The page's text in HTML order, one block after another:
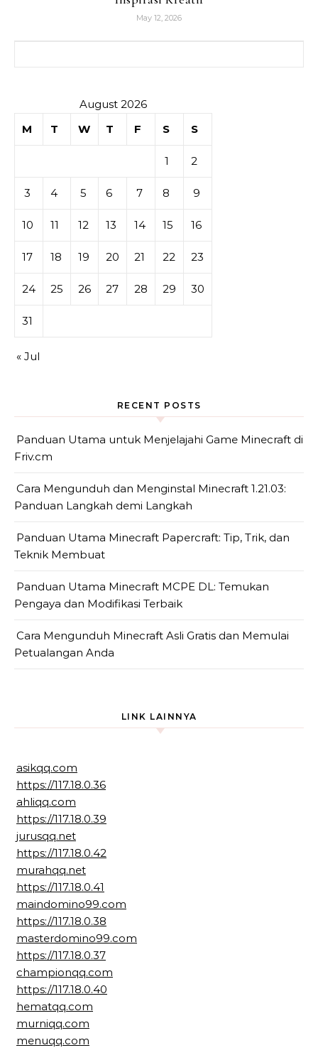
May 12, 2026
August 2026
M
T W T F S S
1 2
3 4 5 6 7 8 9
10 11 12 13 14 15 16
17 18 19 20 21 22 23
24 25 26 27 28 29 30
31
« Jul
RECENT POSTS
Panduan Utama untuk Menjelajahi Game Minecraft di
Friv.cm
Cara Mengunduh dan Menginstal Minecraft 1.21.03:
Panduan Langkah demi Langkah
Panduan Utama Minecraft Papercraft: Tip, Trik, dan
Teknik Membuat
Panduan Utama Minecraft MCPE DL: Temukan
Pengaya dan Modifikasi Terbaik
Cara Mengunduh Minecraft Asli Gratis dan Memulai
Petualangan Anda
LINK LAINNYA
asikqq.com
https://117.18.0.36
ahliqq.com
https://117.18.0.39
jurusqq.net
https://117.18.0.42
murahqq.net
https://117.18.0.41
maindomino99.com
https://117.18.0.38
masterdomino99.com
https://117.18.0.37
championqq.com
https://117.18.0.40
hematqq.com
murniqq.com
menuqq.com